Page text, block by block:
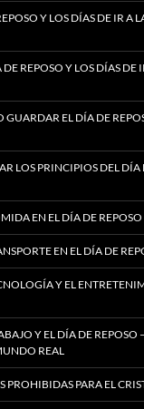
Y LOS DÍAS DE IR A
REPOSO Y LOS DÍAS DE
EL DÍA DE
LOS PRINCIPIOS DEL
EN EL DÍA DE
EN EL DÍA DE
Y EL
Y EL DÍA DE
REAL
PROHIBIDAS PARA EL